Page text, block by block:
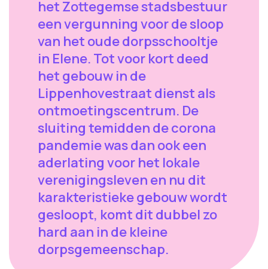
het Zottegemse stadsbestuur
een vergunning voor de sloop
van het oude dorpsschooltje
in Elene. Tot voor kort deed
het gebouw in de
Lippenhovestraat dienst als
ontmoetingscentrum. De
sluiting temidden de corona
pandemie was dan ook een
aderlating voor het lokale
verenigingsleven en nu dit
karakteristieke gebouw wordt
gesloopt, komt dit dubbel zo
hard aan in de kleine
dorpsgemeenschap.